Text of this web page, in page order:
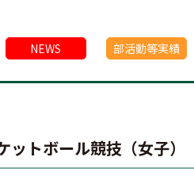
NEWS 部活動等実績
ットボール競技（女子